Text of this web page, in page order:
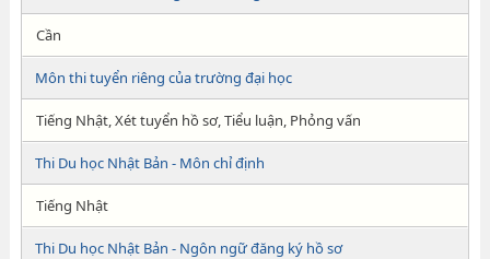
Cần
Môn thi tuyển riêng của trường đại học
Tiếng Nhật, Xét tuyển hồ sơ, Tiểu luận, Phỏng vấn
Thi Du học Nhật Bản - Môn chỉ định
Tiếng Nhật
Thi Du học Nhật Bản - Ngôn ngữ đăng ký hồ sơ